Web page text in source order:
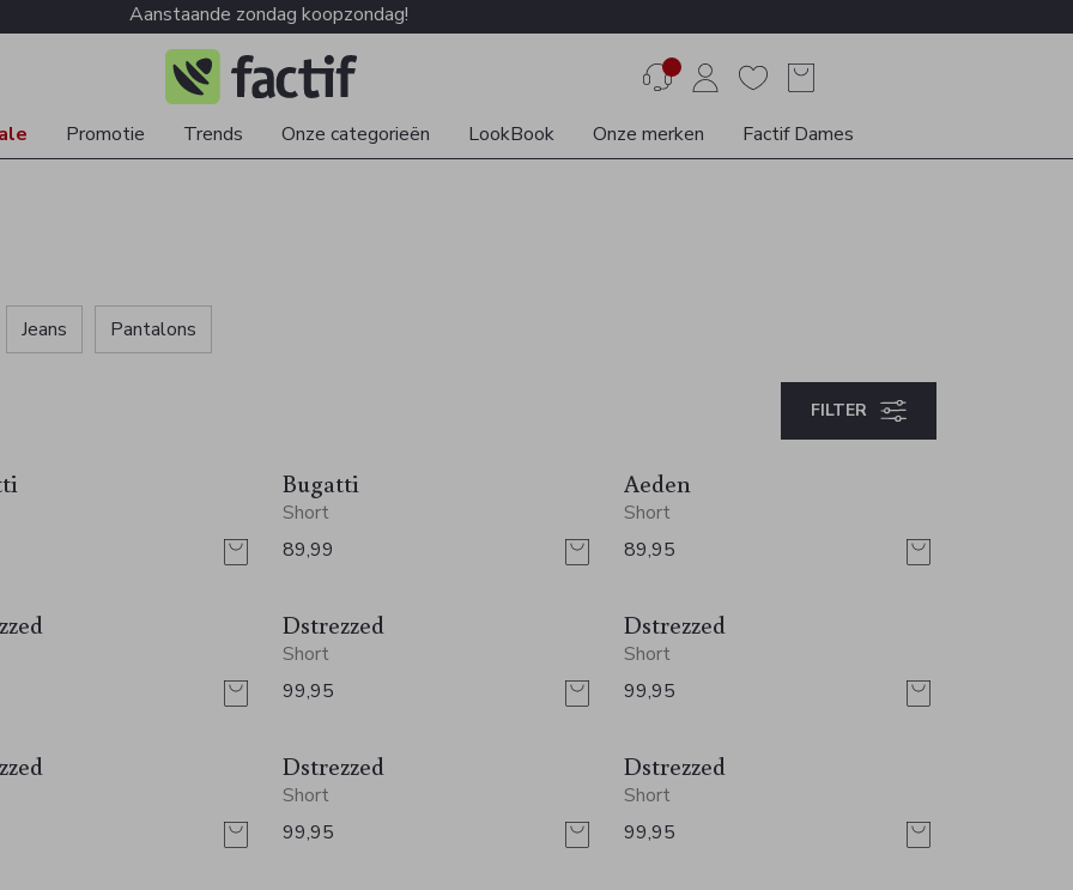
Aanstaande zondag koopzondag!
Promotie Trends Onze categorieën LookBook Onze merken Factif Dames
Jeans Pantalons
FILTER
Bugatti
Short
89,99
Aeden
Short
89,95
Dstrezzed
Short
99,95
Dstrezzed
Short
99,95
Dstrezzed
Short
99,95
Dstrezzed
Short
99,95